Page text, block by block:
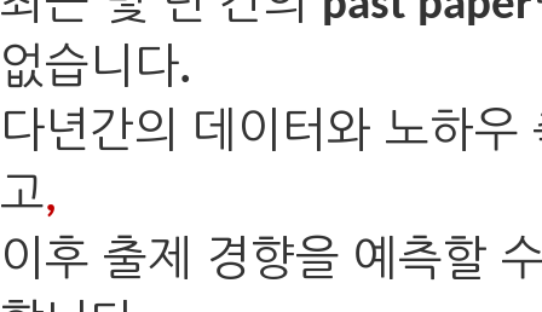
없습니다.
다년간의 데이터와 노하
고,
이후 출제 경향을 예측할